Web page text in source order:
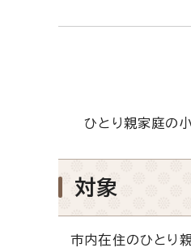
ひとり親家庭の小
対象
市内在住のひとり